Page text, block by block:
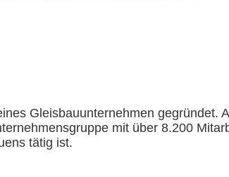
Gleisbauunternehmen gegründet.
mit über 8.200
tätig ist.